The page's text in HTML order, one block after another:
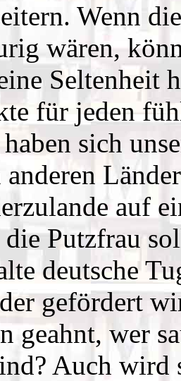
Wenn
wären,
Seltenheit
für jeden
sich
auf
Putzfrau
deutsche
gefördert
geahnt, wer
Auch wird